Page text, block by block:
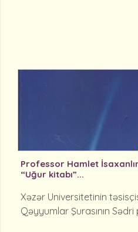
Professor Hamlet
“Uğur kitabı”...
Xəzər Universitetinin
Qəyyumlar Şurasının Sədri